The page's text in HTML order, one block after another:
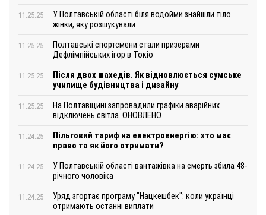
11.25.25
У Полтавській області біля водойми знайшли тіло
жінки, яку розшукували
11.25.25
Полтавські спортсмени стали призерами
Дефлімпійських ігор в Токіо
11.25.25
Після двох шахедів. Як відновлюється сумське
училище будівництва і дизайну
11.25.25
На Полтавщині запровадили графіки аварійних
відключень світла. ОНОВЛЕНО
11.24.25
Пільговий тариф на електроенергію: хто має
право та як його отримати?
11.24.25
У Полтавській області вантажівка на смерть збила 48-
річного чоловіка
11.24.25
Уряд згортає програму "Нацкешбек": коли українці
отримають останні виплати